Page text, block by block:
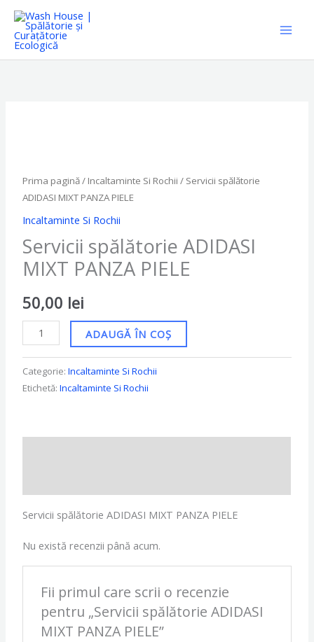
Skip
content
Prima pagină/ Incaltaminte Si Rochii / Servicii spălătorie
ADIDASI MIXT PANZA PIELE
Incaltaminte Si Rochii
Servicii spălătorie ADIDASI
MIXT PANZA PIELE
50,00 lei
PIELE
ADAUGĂ ÎN COȘ
Categorie:Incaltaminte Si Rochii
Etichetă:Incaltaminte Si Rochii
Servicii spălătorie ADIDASI MIXT PANZA PIELE
Nu există recenzii până acum.
Fii primul care scrii o recenzie
pentru „Servicii spălătorie ADIDASI
MIXT PANZA PIELE”